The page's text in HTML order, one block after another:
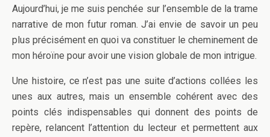
Aujourd’hui, je me suis penchée sur l’ensemble de la trame
narrative de mon futur roman. J’ai envie de savoir un peu
plus précisément en quoi va constituer le cheminement de
mon héroïne pour avoir une vision globale de mon intrigue.
Une histoire, ce n’est pas une suite d’actions collées les
unes aux autres, mais un ensemble cohérent avec des
points clés indispensables qui donnent des points de
repère, relancent l’attention du lecteur et permettent aux